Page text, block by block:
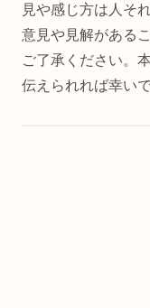
見や感じ方は人そ
意見や見解がある
ご了承ください。
伝えられれば幸いで